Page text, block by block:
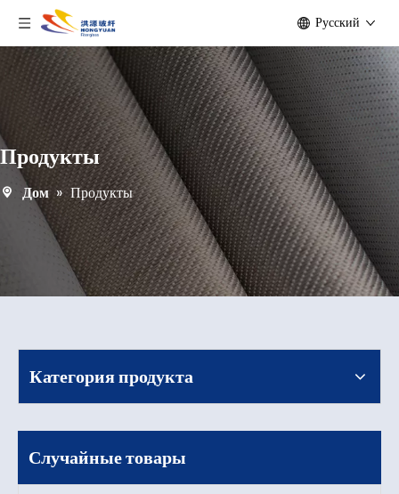
Pусский
Продукты
Дом » Продукты
Категория продукта
Случайные товары